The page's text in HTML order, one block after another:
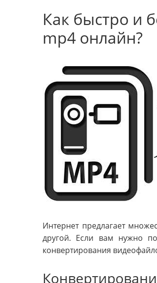
Как быстро и
mp4 онлайн?
Интернет предлагает
другой. Если вам нужно
конвертирования